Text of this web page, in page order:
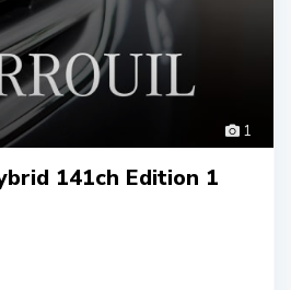
1
141ch Edition 1